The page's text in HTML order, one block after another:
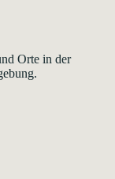
Orte in der